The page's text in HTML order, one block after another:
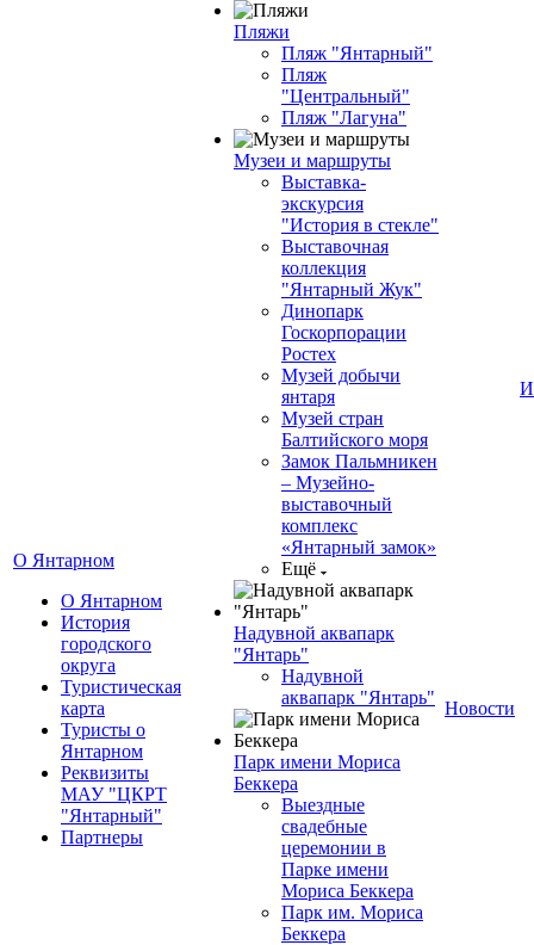
О Янтарном
О Янтарном
История
городского
округа
Туристическая
карта
Туристы о
Янтарном
Реквизиты
МАУ "ЦКРТ
"Янтарный"
Партнеры
Пляжи
Пляж "Янтарный"
Пляж
"Центральный"
Пляж "Лагуна"
Музеи и маршруты
Выставка-
экскурсия
"История в стекле"
Выставочная
коллекция
"Янтарный Жук"
Динопарк
Госкорпорации
Ростех
Музей добычи
янтаря
Музей стран
Балтийского моря
Замок Пальмникен
– Музейно-
выставочный
комплекс
«Янтарный замок»
Ещё
Надувной аквапарк
"Янтарь"
Надувной
аквапарк "Янтарь"
Парк имени Мориса
Беккера
Выездные
свадебные
церемонии в
Парке имени
Мориса Беккера
Парк им. Мориса
Беккера
Новости